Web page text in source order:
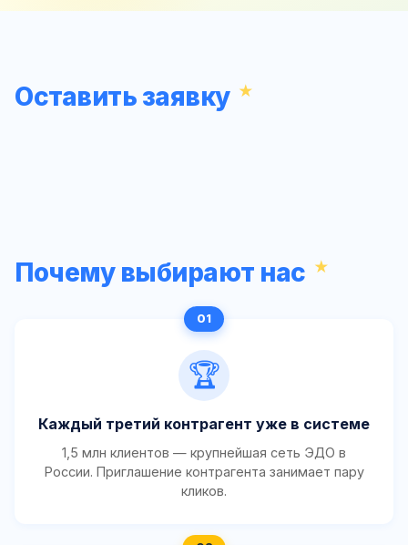
Оставить заявку
Почему выбирают нас
🏆
Каждый третий контрагент уже в системе
1,5 млн клиентов — крупнейшая сеть ЭДО в
России. Приглашение контрагента занимает пару
кликов.